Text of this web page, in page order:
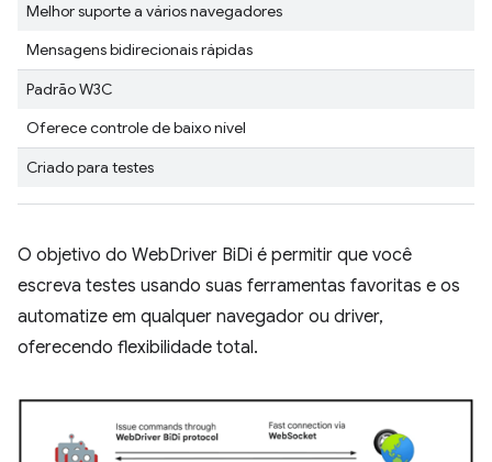
Melhor suporte a vários navegadores
Mensagens bidirecionais rápidas
Padrão W3C
Oferece controle de baixo nível
Criado para testes
O objetivo do WebDriver BiDi é permitir que você
escreva testes usando suas ferramentas favoritas e os
automatize em qualquer navegador ou driver,
oferecendo flexibilidade total.